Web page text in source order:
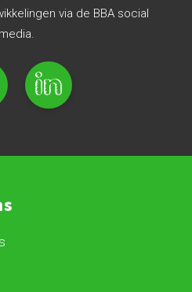
via de BBA social
media.